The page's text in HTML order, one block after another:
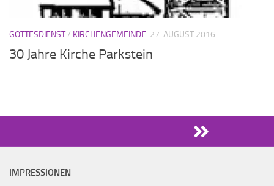
GOTTESDIENST/ KIRCHENGEMEINDE 27. AUGUST 2016
30 Jahre Kirche Parkstein
IMPRESSIONEN